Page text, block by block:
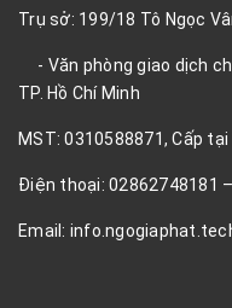
Trụ sở: 199/18 Tô Ngọc
- Văn phòng giao dịch
TP. Hồ Chí Minh
MST: 0310588871, Cấp
Điện thoại: 02862748181
Email: